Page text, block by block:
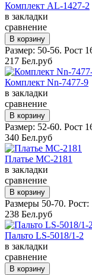
Комплект AL-1427-2
в закладки
сравнение
Размер: 50-56. Рост
217 Бел.руб
Комплект Nn-7477-9
в закладки
сравнение
Размер: 52-60. Рост
340 Бел.руб
Платье MC-2181
в закладки
сравнение
Размеры 50-70.
238 Бел.руб
Пальто LS-5018/1-2
в закладки
сравнение